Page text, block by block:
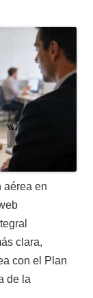
aérea en
clara,
con el Plan
de la